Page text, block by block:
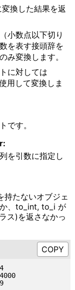
変換した結果を返
小数点以下切り
を表す接頭辞を
み変換します。
に対しては
用して変換しま
です。
を引数に指定し
たないオブジェ
、to_int, to_i が
ス)を返さなかっ